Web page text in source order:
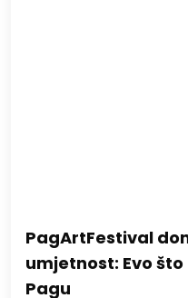
PagArtFestival
umjetnost: Evo
Pagu